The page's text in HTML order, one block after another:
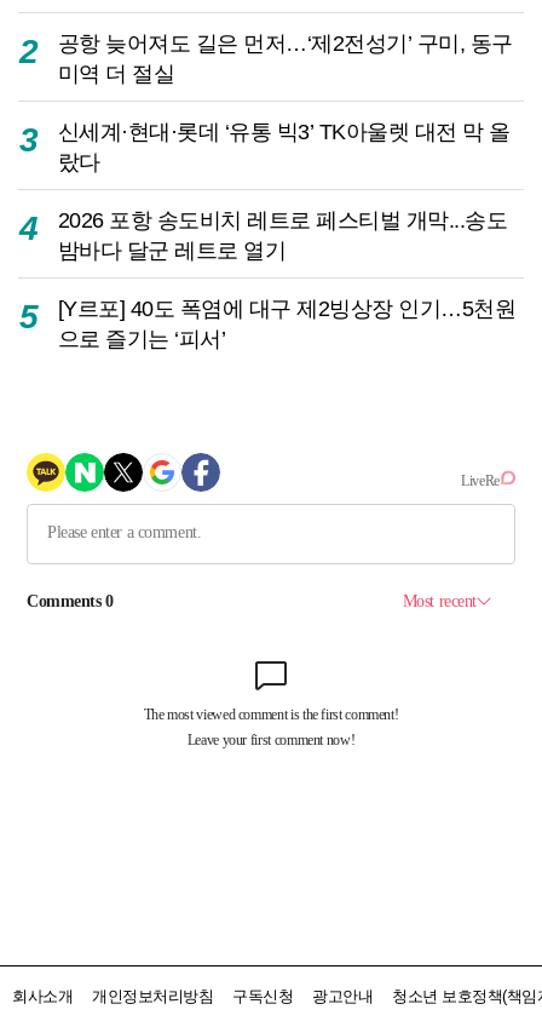
2
공항 늦어져도 길은 먼저…‘제2전성기’ 구미, 동구
미역 더 절실
3
신세계·현대·롯데 ‘유통 빅3’ TK아울렛 대전 막 올
랐다
4
2026 포항 송도비치 레트로 페스티벌 개막...송도
밤바다 달군 레트로 열기
5
[Y르포] 40도 폭염에 대구 제2빙상장 인기…5천원
으로 즐기는 ‘피서’
회사소개 개인정보처리방침 구독신청 광고안내 청소년 보호정책(책임